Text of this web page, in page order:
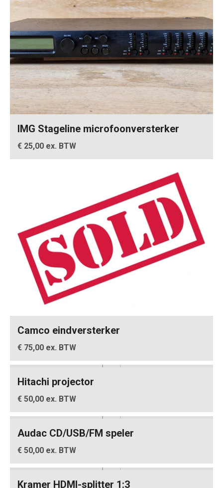
IMG Stageline microfoonversterker
€ 25,00 ex. BTW
Camco eindversterker
€ 75,00 ex. BTW
Hitachi projector
€ 50,00 ex. BTW
Audac CD/USB/FM speler
€ 50,00 ex. BTW
Kramer HDMI-splitter 1:3